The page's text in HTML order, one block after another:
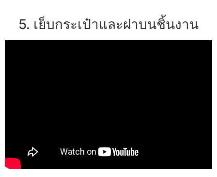
5. เย็บกระเป๋าและฝาบนชิ้นงาน